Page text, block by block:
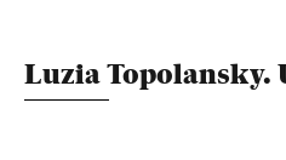
Luzia Topolansky.